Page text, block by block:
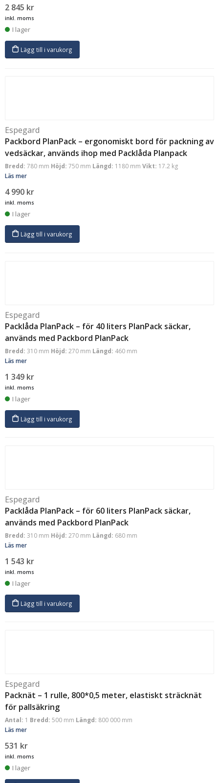
2 845 kr
inkl. moms
I lager
Lägg till i varukorg
Espegard
Packbord PlanPack – ergonomiskt bord för packning av
vedsäckar, används ihop med Packlåda Planpack
Bredd: 780 mm Höjd: 750 mm Längd: 1180 mm Vikt: 17.2 kg
Läs mer
4 990 kr
inkl. moms
I lager
Lägg till i varukorg
Espegard
Packlåda PlanPack – för 40 liters PlanPack säckar,
används med Packbord PlanPack
Bredd: 310 mm Höjd: 270 mm Längd: 460 mm
Läs mer
1 349 kr
inkl. moms
I lager
Lägg till i varukorg
Espegard
Packlåda PlanPack – för 60 liters PlanPack säckar,
används med Packbord PlanPack
Bredd: 310 mm Höjd: 270 mm Längd: 680 mm
Läs mer
1 543 kr
inkl. moms
I lager
Lägg till i varukorg
Espegard
Packnät – 1 rulle, 800*0,5 meter, elastiskt sträcknät
för pallsäkring
Antal: 1 Bredd: 500 mm Längd: 800 000 mm
Läs mer
531 kr
inkl. moms
I lager